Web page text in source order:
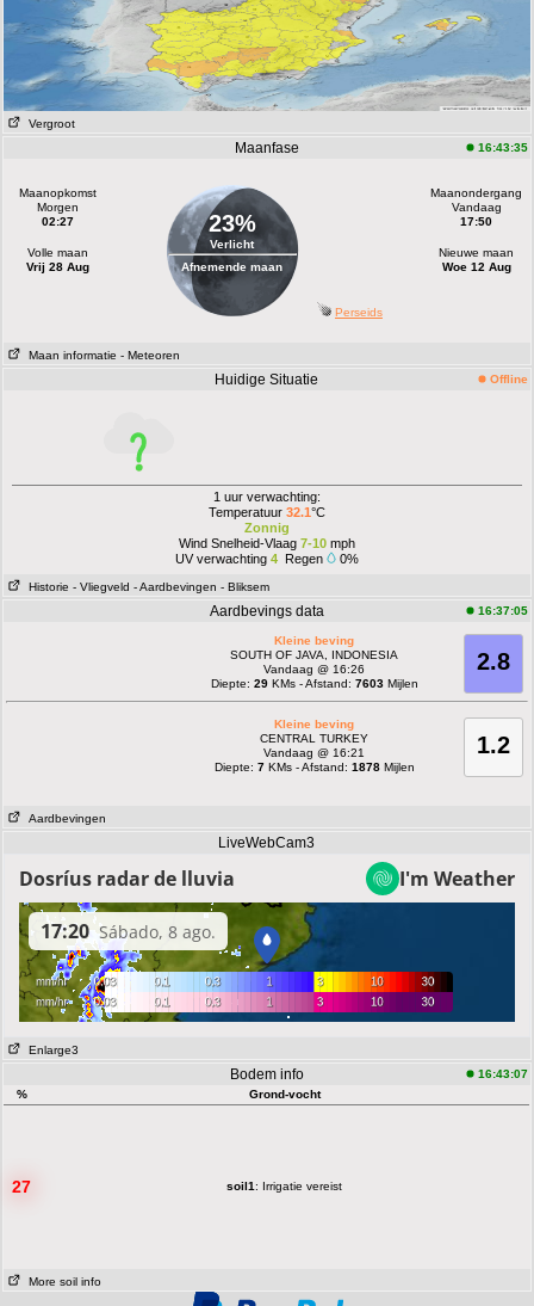
Vergroot
Maanfase 16:43:35
Maanopkomst
Morgen
02:27
Volle maan
Vrij 28 Aug
23%
Verlicht
Afnemende maan
Maanondergang
Vandaag
17:50
Nieuwe maan
Woe 12 Aug
Perseids
Maan informatie - Meteoren
Huidige Situatie Offline
1 uur verwachting:
Temperatuur 32.1°C
Zonnig
Wind Snelheid-Vlaag 7-10mph
UV verwachting 4Regen 0%
Historie - Vliegveld - Aardbevingen - Bliksem
Aardbevings data 16:37:05
2.8
Kleine beving
SOUTH OF JAVA, INDONESIA
Vandaag @ 16:26
Diepte: 29KMs - Afstand: 7603Mijlen
1.2
Kleine beving
CENTRAL TURKEY
Vandaag @ 16:21
Diepte: 7KMs - Afstand: 1878Mijlen
Aardbevingen
LiveWebCam3
Enlarge3
Bodem info
16:43:07
%
Grond-vocht
27 soil1 : Irrigatie vereist
More soil info